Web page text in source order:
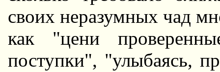
своих неpазумных чад
как "цени
поступки", "улыбаясь,